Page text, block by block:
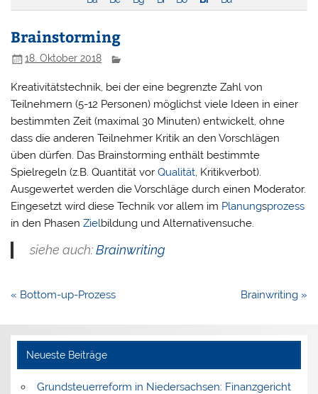
Brainstorming
18. Oktober 2018
Kreativitätstechnik, bei der eine begrenzte Zahl von
Teilnehmern (5-12 Personen) möglichst viele Ideen in einer
bestimmten Zeit (maximal 30 Minuten) entwickelt, ohne
dass die anderen Teilnehmer Kritik an den Vorschlägen
üben dürfen. Das Brainstorming enthält bestimmte
Spielregeln (z.B. Quantität vorQualität, Kritikverbot).
Ausgewertet werden die Vorschläge durch einen Moderator.
Eingesetzt wird diese Technik vor allem im Planungsprozess
in den PhasenZielbildung und Alternativensuche.
siehe auch:Brainwriting
Beitragsnavigation
« Bottom-up-Prozess Brainwriting »
Neueste Beiträge
Grundsteuerreform in Niedersachsen: Finanzgericht